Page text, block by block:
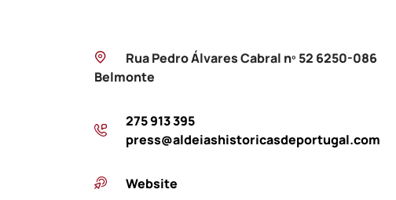
Rua Pedro Álvares Cabral nº 52 6250-086
Belmonte
275 913 395
press@aldeiashistoricasdeportugal.com
Website